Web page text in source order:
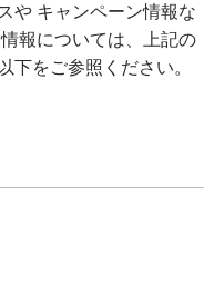
や キャンペーン情報な
報については、上記の
をご参照ください。